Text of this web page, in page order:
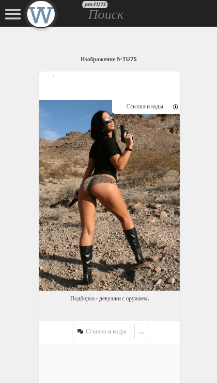
pm-TU7S
Изображение №TU7S
Ссылки и коды
Подборка - девушки с оружием.
Ссылки и коды ...